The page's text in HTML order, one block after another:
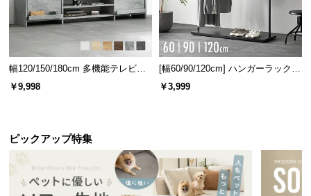
フレームの内寸
横幅 奥行き
こだわりの背面化粧仕上げ
幅120/150/180cm 多機能テレビボ
ード 木目/石目調 オープン収納・
引き出し収納付き
￥9,998
[幅60/90/120cm] ハンガーラック
スチール 4段階高さ調節 サイドフ
ック オープンラック シンプル
￥3,999
ピックアップ特集